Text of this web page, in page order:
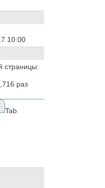
10:00
страницы:
раз
Tab